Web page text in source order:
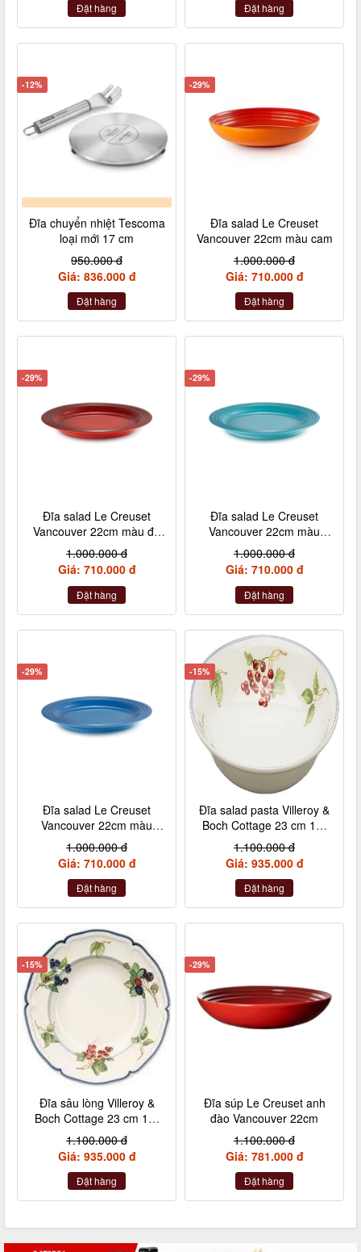
Đặt hàng Đặt hàng
-12%
Đĩa chuyển nhiệt Tescoma
loại mới 17 cm
950.000 đ
Giá: 836.000 đ
Đặt hàng
-29%
Đĩa salad Le Creuset
Vancouver 22cm màu cam
1.000.000 đ
Giá: 710.000 đ
Đặt hàng
-29%
Đĩa salad Le Creuset
Vancouver 22cm màu đỏ
cheery
1.000.000 đ
Giá: 710.000 đ
Đặt hàng
-29%
Đĩa salad Le Creuset
Vancouver 22cm màu
xanh caribe
1.000.000 đ
Giá: 710.000 đ
Đặt hàng
-29%
Đĩa salad Le Creuset
Vancouver 22cm màu
xanh marseille
1.000.000 đ
Giá: 710.000 đ
Đặt hàng
-15%
Đĩa salad pasta Villeroy &
Boch Cottage 23 cm 10-
1115-2695
1.100.000 đ
Giá: 935.000 đ
Đặt hàng
-15%
Đĩa sâu lòng Villeroy &
Boch Cottage 23 cm 10-
1115-2700
1.100.000 đ
Giá: 935.000 đ
Đặt hàng
-29%
Đĩa súp Le Creuset anh
đào Vancouver 22cm
1.100.000 đ
Giá: 781.000 đ
Đặt hàng